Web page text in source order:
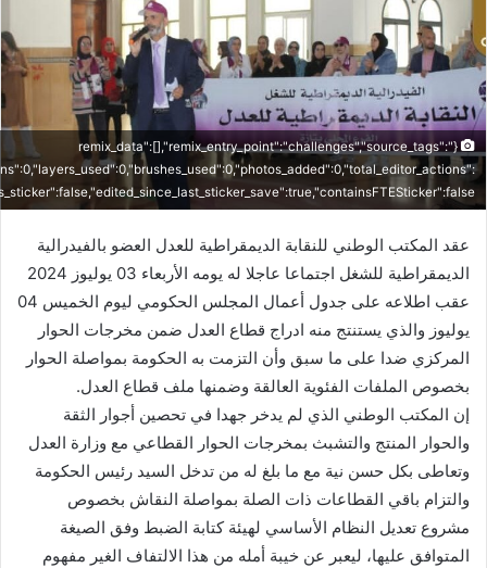
د
ا
إ
ل
ك
ت
ي
ا
{"remix_data":[],"remix_entry_point":"challenges","source_tags":
عقد المكتب الوطني للنقابة الديمقراطية للعدل العضو بالفيدرالية
الديمقراطية للشغل اجتماعا عاجلا له يومه الأربعاء 03 يوليوز 2024
عقب اطلاعه على جدول أعمال المجلس الحكومي ليوم الخميس 04
يوليوز والذي يستنتج منه ادراج قطاع العدل ضمن مخرجات الحوار
المركزي ضدا على ما سبق وأن التزمت به الحكومة بمواصلة الحوار
بخصوص الملفات الفئوية العالقة وضمنها ملف قطاع العدل.
إن المكتب الوطني الذي لم يدخر جهدا في تحصين أجوار الثقة
والحوار المنتج والتشبث بمخرجات الحوار القطاعي مع وزارة العدل
وتعاطى بكل حسن نية مع ما بلغ له من تدخل السيد رئيس الحكومة
والتزام باقي القطاعات ذات الصلة بمواصلة النقاش بخصوص
مشروع تعديل النظام الأساسي لهيئة كتابة الضبط وفق الصيغة
المتوافق عليها، ليعبر عن خيبة أمله من هذا الالتفاف الغير مفهوم